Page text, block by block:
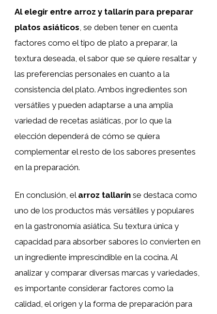
Al elegir entre arroz y tallarín para preparar
platos asiáticos , se deben tener en cuenta
factores como el tipo de plato a preparar, la
textura deseada, el sabor que se quiere resaltar y
las preferencias personales en cuanto a la
consistencia del plato. Ambos ingredientes son
versátiles y pueden adaptarse a una amplia
variedad de recetas asiáticas, por lo que la
elección dependerá de cómo se quiera
complementar el resto de los sabores presentes
en la preparación.
En conclusión, el arroz tallarín se destaca como
uno de los productos más versátiles y populares
en la gastronomía asiática. Su textura única y
capacidad para absorber sabores lo convierten en
un ingrediente imprescindible en la cocina. Al
analizar y comparar diversas marcas y variedades,
es importante considerar factores como la
calidad, el origen y la forma de preparación para